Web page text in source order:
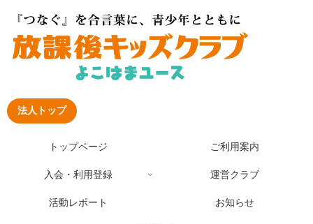
法人トップ
トップページ ご利用案内
入会・利用登録 運営クラブ
活動レポート お知らせ